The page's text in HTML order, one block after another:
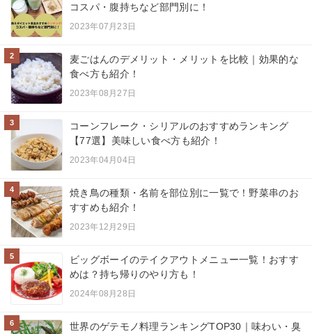
コスパ・腹持ちなど部門別に！
2023年07月23日
2
麦ごはんのデメリット・メリットを比較｜効果的な
食べ方も紹介！
2023年08月27日
3
コーンフレーク・シリアルのおすすめランキング
【77選】美味しい食べ方も紹介！
2023年04月04日
4
焼き鳥の種類・名前を部位別に一覧で！野菜串のお
すすめも紹介！
2023年12月29日
5
ビッグボーイのテイクアウトメニュー一覧！おすす
めは？持ち帰りのやり方も！
2024年08月28日
6
世界のゲテモノ料理ランキングTOP30｜味わい・臭